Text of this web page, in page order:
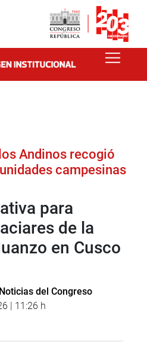
Andinos recogió
campesinas
para
de la
en Cusco
del Congreso
| 11:26 h